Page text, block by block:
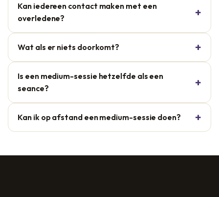
Kan iedereen contact maken met een
overledene?
Wat als er niets doorkomt?
Is een medium-sessie hetzelfde als een
seance?
Kan ik op afstand een medium-sessie doen?